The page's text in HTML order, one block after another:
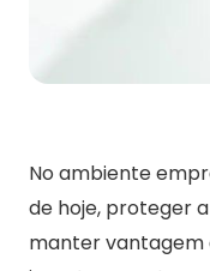
No ambiente
de hoje, proteger
manter vantagem